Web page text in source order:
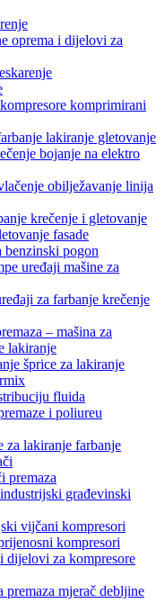
oprema i dijelovi za
komprimirani
lakiranje gletovanje
bojanje na elektro
obilježavanje linija
krečenje i gletovanje
fasade
benzinski pogon
uređaji mašine za
za farbanje krečenje
– mašina za
lakiranje
šprice za lakiranje
fluida
i poliureu
za lakiranje farbanje
premaza
građevinski
vijčani kompresori
kompresori
za kompresore
mjerač debljine